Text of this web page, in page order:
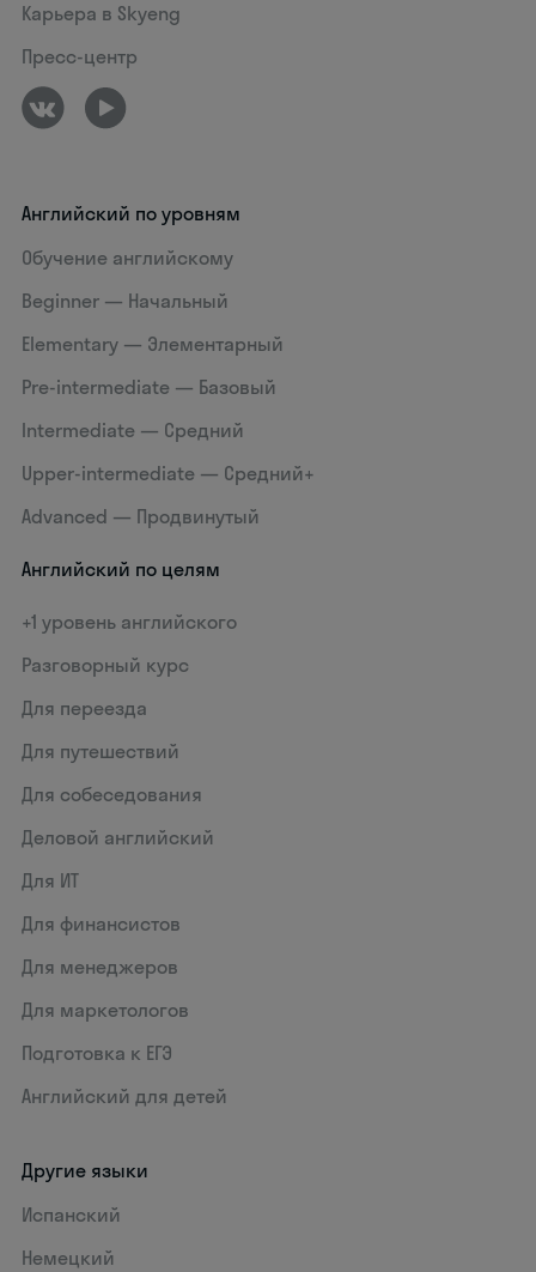
Карьера в Skyeng
Пресс-центр
Английский по уровням
Обучение английскому
Beginner — Начальный
Elementary — Элементарный
Pre-intermediate — Базовый
Intermediate — Средний
Upper-intermediate — Средний+
Advanced — Продвинутый
Английский по целям
+1 уровень английского
Разговорный курс
Для переезда
Для путешествий
Для собеседования
Деловой английский
Для ИТ
Для финансистов
Для менеджеров
Для маркетологов
Подготовка к ЕГЭ
Английский для детей
Другие языки
Испанский
Немецкий